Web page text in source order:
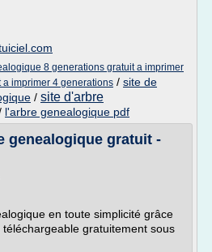
8 generations gratuit a imprimer
imprimer 4 generations / site de
/ site d'arbre
l'arbre genealogique pdf
genealogique gratuit -
en toute simplicité grâce
gratuitement sous